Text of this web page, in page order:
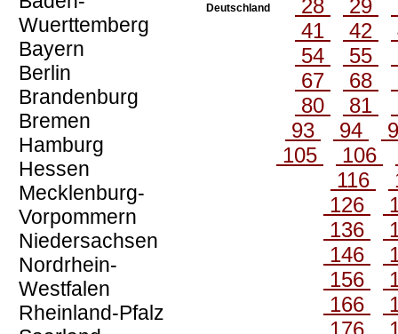
Wuerttemberg
Bayern
Berlin
Brandenburg
Bremen
Hamburg
Hessen
Mecklenburg-
Vorpommern
Niedersachsen
Nordrhein-
Westfalen
Rheinland-Pfalz
Deutschland
28
29
41
42
54
55
67
68
80
81
93
94
105
106
116
126
136
146
156
166
176